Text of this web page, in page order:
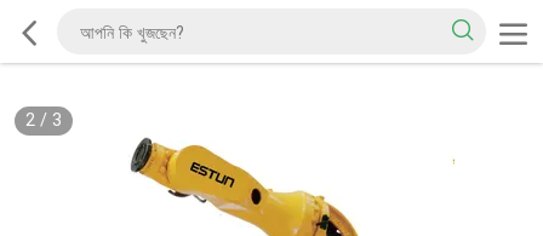
2/ 3